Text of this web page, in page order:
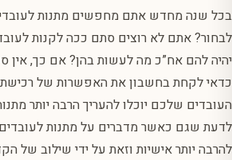
בכל שנה מחדש אתם מחפשים מתנות
לבחור? אתם לא רוצים סתם ככה לקנות
יהיה להם אח”כ מה לעשות בהן? אם כך,
כדאי לקחת בחשבון את האפשרות של רכישת
העובדים שלכם יוכלו להעריך הרבה יותר
לדעת שגם כאשר מדברים על מתנות
להרבה יותר אישיות וזאת על ידי שילוב של